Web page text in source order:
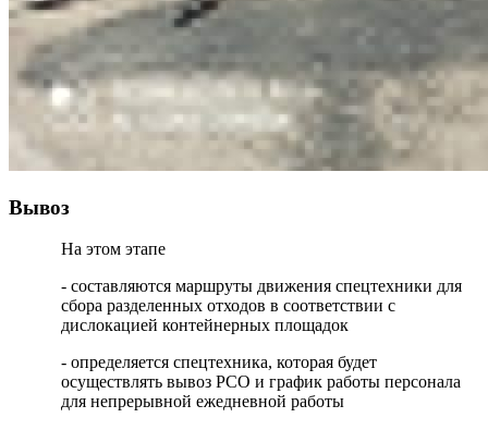
Вывоз
На этом этапе
- составляются маршруты движения спецтехники для
сбора разделенных отходов в соответствии с
дислокацией контейнерных площадок
- определяется спецтехника, которая будет
осуществлять вывоз РСО и график работы персонала
для непрерывной ежедневной работы